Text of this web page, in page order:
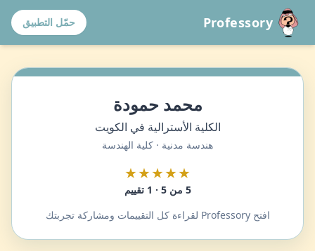
Professory حمّل التطبيق
محمد حمودة
الكلية الأسترالية في الكويت
هندسة مدنية · كلية الهندسة
★★★★★
5 من 5 · 1 تقييم
افتح Professory لقراءة كل التقييمات ومشاركة تجربتك